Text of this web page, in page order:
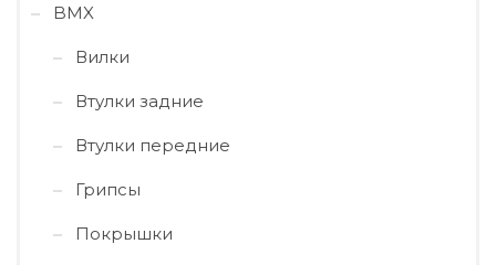
BMX
Вилки
Втулки задние
Втулки передние
Грипсы
Покрышки